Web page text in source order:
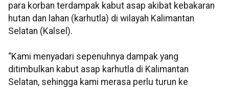
para korban terdampak kabut asap akibat kebakaran
hutan dan lahan (karhutla) di wilayah Kalimantan
Selatan (Kalsel).
“Kami menyadari sepenuhnya dampak yang
ditimbulkan kabut asap karhutla di Kalimantan
Selatan, sehingga kami merasa perlu turun ke